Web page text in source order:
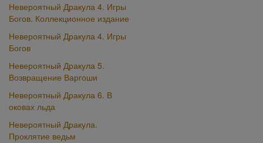
Невероятный Дракула 4. Игры
Богов. Коллекционное издание
Невероятный Дракула 4. Игры
Богов
Невероятный Дракула 5.
Возвращение Варгоши
Невероятный Дракула 6. В
оковах льда
Невероятный Дракула.
Проклятие ведьм